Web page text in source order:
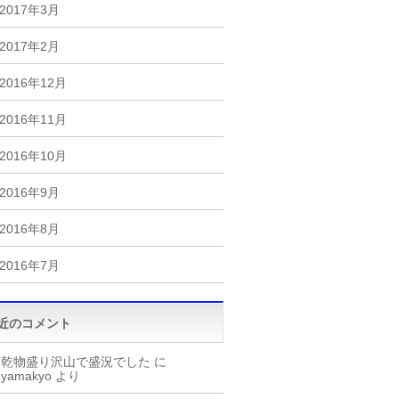
2017年3月
2017年2月
2016年12月
2016年11月
2016年10月
2016年9月
2016年8月
2016年7月
のコメント
乾物盛り沢山で盛況でした に
yamakyo より